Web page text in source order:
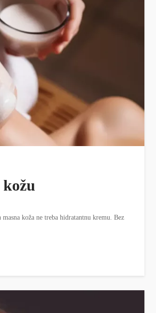
koža ne treba hidratantnu kremu. Bez